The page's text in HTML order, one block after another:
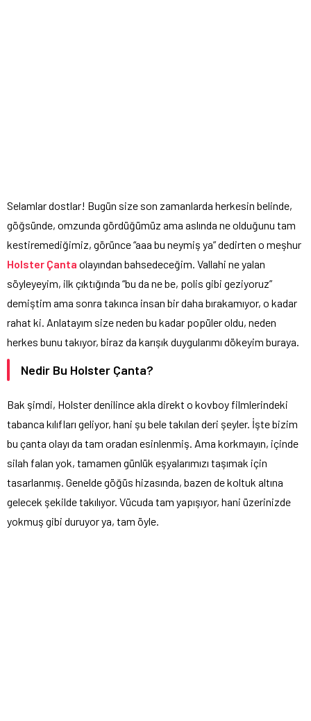
Selamlar dostlar! Bugün size son zamanlarda herkesin belinde,
göğsünde, omzunda gördüğümüz ama aslında ne olduğunu tam
kestiremediğimiz, görünce “aaa bu neymiş ya” dedirten o meşhur
Holster Çanta olayından bahsedeceğim. Vallahi ne yalan
söyleyeyim, ilk çıktığında “bu da ne be, polis gibi geziyoruz”
demiştim ama sonra takınca insan bir daha bırakamıyor, o kadar
rahat ki. Anlatayım size neden bu kadar popüler oldu, neden
herkes bunu takıyor, biraz da karışık duygularımı dökeyim buraya.
Nedir Bu Holster Çanta?
Bak şimdi, Holster denilince akla direkt o kovboy filmlerindeki
tabanca kılıfları geliyor, hani şu bele takılan deri şeyler. İşte bizim
bu çanta olayı da tam oradan esinlenmiş. Ama korkmayın, içinde
silah falan yok, tamamen günlük eşyalarımızı taşımak için
tasarlanmış. Genelde göğüs hizasında, bazen de koltuk altına
gelecek şekilde takılıyor. Vücuda tam yapışıyor, hani üzerinizde
yokmuş gibi duruyor ya, tam öyle.